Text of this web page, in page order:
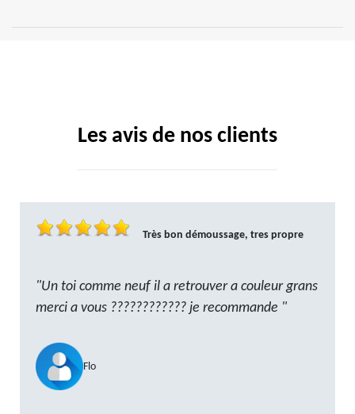
Les avis de nos clients
Très bon démoussage, tres propre
"Un toi comme neuf il a retrouver a couleur grans
merci a vous ???????????? je recommande "
Flo